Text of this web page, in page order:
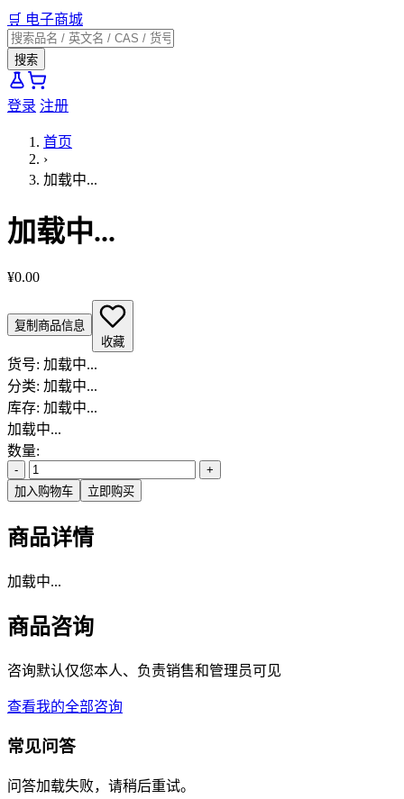
🛒 电子商城
搜索
登录 注册
首页
›
加载中...
加载中...
¥0.00
复制商品信息
收藏
货号: 加载中...
分类: 加载中...
库存: 加载中...
加载中...
数量:
-
+
加入购物车
立即购买
商品详情
加载中...
商品咨询
咨询默认仅您本人、负责销售和管理员可见
查看我的全部咨询
常见问答
问答加载失败，请稍后重试。